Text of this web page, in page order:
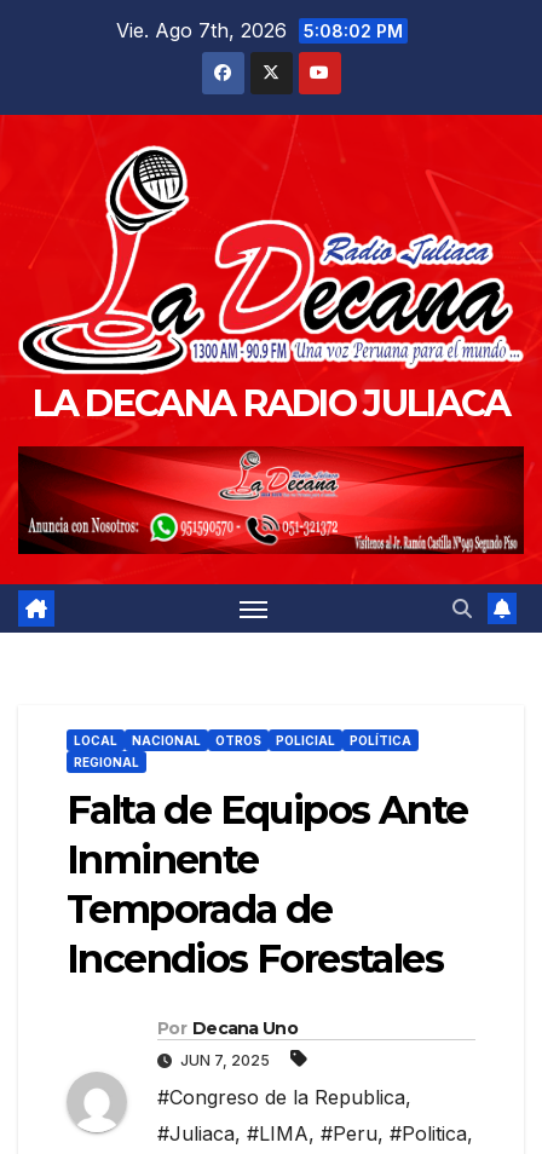
Vie. Ago 7th, 2026 5:08:03 PM
LA DECANA RADIO JULIACA
LOCAL NACIONAL OTROS POLICIAL
POLÍTICA
REGIONAL
Falta de Equipos Ante
Inminente
Temporada de
Incendios Forestales
Por Decana Uno
JUN 7, 2025
#Congreso de la Republica,
#Juliaca, #LIMA, #Peru, #Politica,